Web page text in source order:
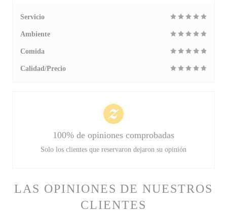
LAS OPINIONES DE NUESTROS
CLIENTES
Servicio
Ambiente
Comida
Calidad/Precio
100% de opiniones comprobadas
Solo los clientes que reservaron dejaron su opinión